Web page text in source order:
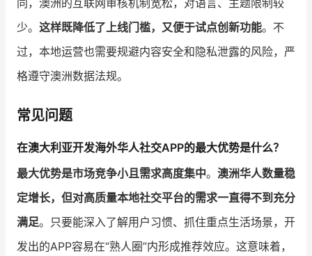
同，澳洲的互联网审核机制宽松，对语言、主题限制较
少。 这样既降低了上线门槛，又便于试点创新功能。不
过，本地运营也需要规避内容安全和隐私泄露的风险，严
格遵守澳洲数据法规。
常见问题
在澳大利亚开发海外华人社交APP的最大优势是什么？
最大优势是市场竞争小且需求高度集中。 澳洲华人数量稳
定增长，但对高质量本地社交平台的需求一直得不到充分
满足。只要能深入了解用户习惯、抓住重点生活场景，开
发出的APP容易在“熟人圈”内形成推荐效应。这意味着，